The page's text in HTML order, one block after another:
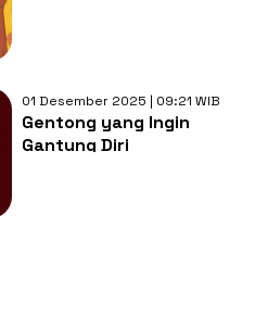
01 Desember 2025 | 09:21 WIB
Gentong yang Ingin
Gantung Diri